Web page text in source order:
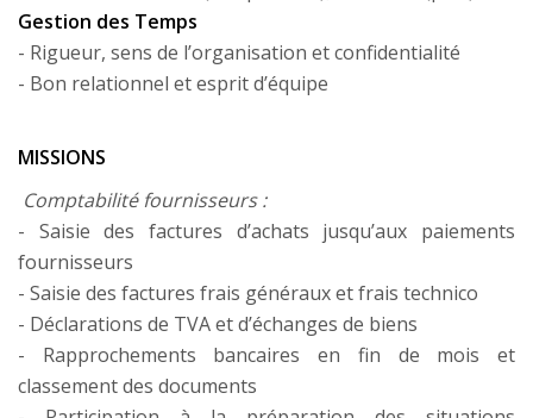
Gestion des Temps
- Rigueur, sens de l’organisation et confidentialité
- Bon relationnel et esprit d’équipe
MISSIONS
Comptabilité fournisseurs :
- Saisie des factures d’achats jusqu’aux paiements
fournisseurs
- Saisie des factures frais généraux et frais technico
- Déclarations de TVA et d’échanges de biens
- Rapprochements bancaires en fin de mois et
classement des documents
Votre choix
Ce site utilise des cookies et vous donne le contrôle sur